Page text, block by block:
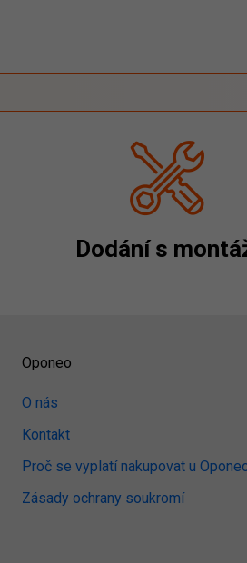
Dodání s
Oponeo
O nás
Kontakt
Proč se vyplatí nakupovat u
Zásady ochrany soukromí